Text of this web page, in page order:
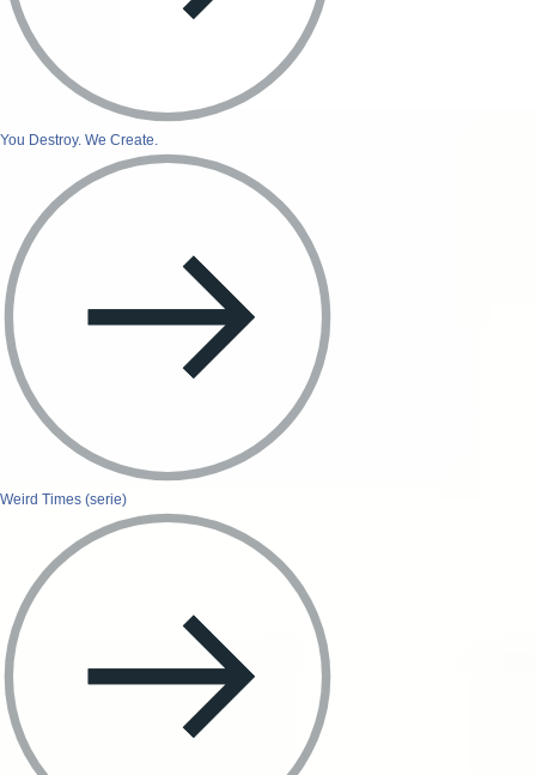
You Destroy. We Create.
Weird Times (serie)